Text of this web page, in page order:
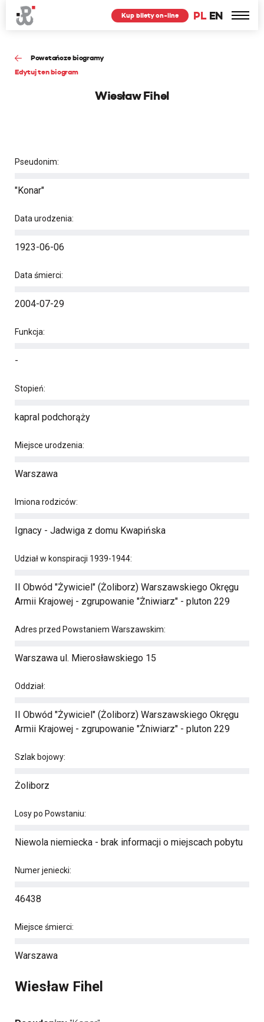
PL EN
Kup bilety on-line
Powstańcze biogramy
Edytuj ten biogram
Wiesław Fihel
Pseudonim:
"Konar"
Data urodzenia:
1923-06-06
Data śmierci:
2004-07-29
Funkcja:
-
Stopień:
kapral podchorąży
Miejsce urodzenia:
Warszawa
Imiona rodziców:
Ignacy - Jadwiga z domu Kwapińska
Udział w konspiracji 1939-1944:
II Obwód "Żywiciel" (Żoliborz) Warszawskiego Okręgu
Armii Krajowej - zgrupowanie "Żniwiarz" - pluton 229
Adres przed Powstaniem Warszawskim:
Warszawa ul. Mierosławskiego 15
Oddział:
II Obwód "Żywiciel" (Żoliborz) Warszawskiego Okręgu
Armii Krajowej - zgrupowanie "Żniwiarz" - pluton 229
Szlak bojowy:
Żoliborz
Losy po Powstaniu:
Niewola niemiecka - brak informacji o miejscach pobytu
Numer jeniecki:
46438
Miejsce śmierci:
Warszawa
Wiesław Fihel